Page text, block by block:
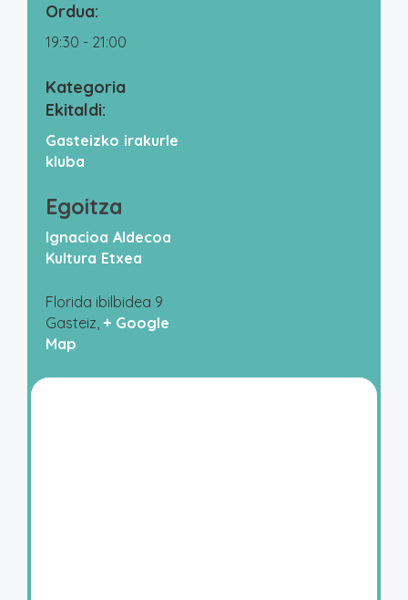
Ordua:
19:30 - 21:00
Kategoria
Ekitaldi:
Gasteizko irakurle
kluba
Egoitza
Ignacioa Aldecoa
Kultura Etxea
Florida ibilbidea 9
Gasteiz, + Google
Map